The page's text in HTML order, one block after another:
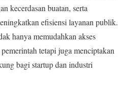
kecerdasan buatan, serta
efisiensi layanan publik.
hanya memudahkan akses
tetapi juga menciptakan
bagi startup dan industri